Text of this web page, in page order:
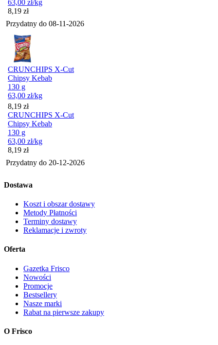
63,00 zł/kg
Cena
8,19 zł
Przydatny do 08-11-2026
CRUNCHIPS X-Cut
Chipsy Kebab
130 g
63,00 zł/kg
Cena
8,19 zł
CRUNCHIPS X-Cut
Chipsy Kebab
130 g
63,00 zł/kg
Cena
8,19 zł
Przydatny do 20-12-2026
Dostawa
Koszt i obszar dostawy
Metody Płatności
Terminy dostawy
Reklamacje i zwroty
Oferta
Gazetka Frisco
Nowości
Promocje
Bestsellery
Nasze marki
Rabat na pierwsze zakupy
O Frisco